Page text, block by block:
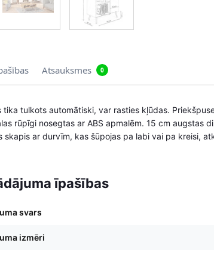
Atsauksmes 0
tika tulkots automātiski, var rasties kļūdas.
rūpīgi nosegtas ar ABS apmalēm. 15 cm augstas
skapis ar durvīm, kas šūpojas pa labi vai pa kreisi,
īpašības
svars
izmēri